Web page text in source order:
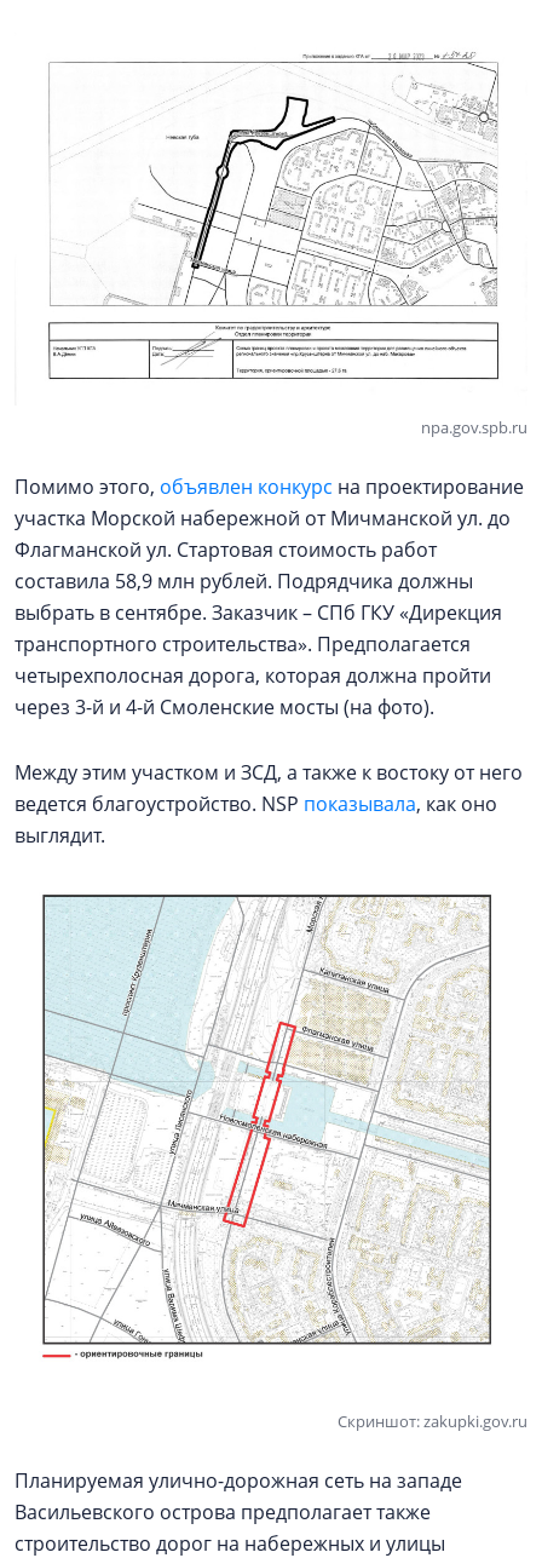
npa.gov.spb.ru
Помимо этого, объявлен конкурс на проектирование
участка Морской набережной от Мичманской ул. до
Флагманской ул. Стартовая стоимость работ
составила 58,9 млн рублей. Подрядчика должны
выбрать в сентябре. Заказчик – СПб ГКУ «Дирекция
транспортного строительства». Предполагается
четырехполосная дорога, которая должна пройти
через 3-й и 4-й Смоленские мосты (на фото).
Между этим участком и ЗСД, а также к востоку от него
ведется благоустройство. NSP показывала, как оно
выглядит.
Скриншот: zakupki.gov.ru
Планируемая улично-дорожная сеть на западе
Васильевского острова предполагает также
строительство дорог на набережных и улицы